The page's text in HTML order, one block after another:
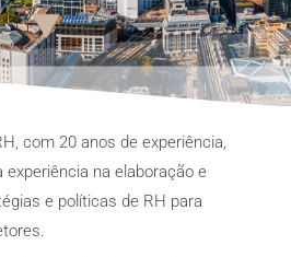
com 20 anos de experiência,
na elaboração e
e políticas de RH para